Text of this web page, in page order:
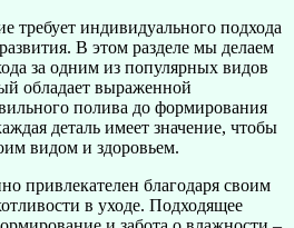
требует индивидуального подхода
В этом разделе мы делаем
за одним из популярных видов
обладает выраженной
полива до формирования
деталь имеет значение, чтобы
видом и здоровьем.
привлекателен благодаря своим
в уходе. Подходящее